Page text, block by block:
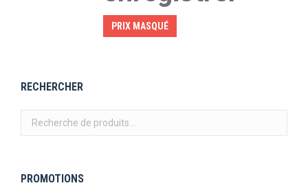
PRIX MASQUÉ
RECHERCHER
PROMOTIONS